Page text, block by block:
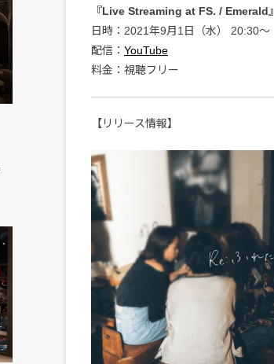
『Live Streaming at FS. / Emerald』
日時：2021年9月1日（水） 20:30〜
配信： YouTube
料金：視聴フリー
【リリース情報】